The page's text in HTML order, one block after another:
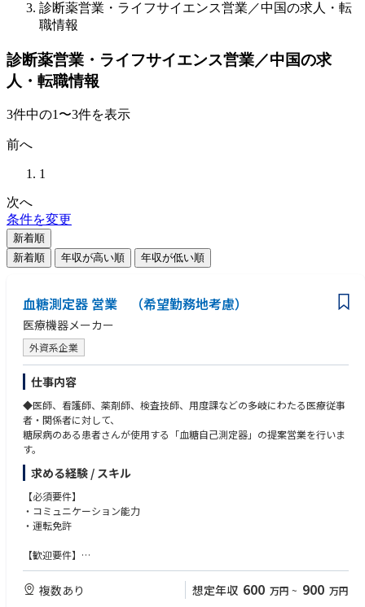
診断薬営業・ライフサイエンス営業／中国の求人・転
職情報
診断薬営業・ライフサイエンス営業／中国の求
人・転職情報
3件中の1〜3件を表示
前へ
1
次へ
条件を変更
新着順
新着順
年収が高い順 年収が低い順
血糖測定器 営業 （希望勤務地考慮）
医療機器メーカー
外資系企業
仕事内容
◆医師、看護師、薬剤師、検査技師、用度課などの多岐にわたる医療従事
者・関係者に対して、
糖尿病のある患者さんが使用する「血糖自己測定器」の提案営業を行いま
す。
求める経験 / スキル
【必須要件】
・コミュニケーション能力
・運転免許
【歓迎要件】
・向上心がある方
・フットワークが軽い方
・ホスピタリティがある方
複数あり 想定年収 600 万円 ~ 900 万円